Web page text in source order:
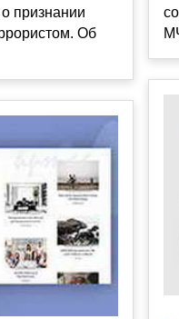
признании
Об